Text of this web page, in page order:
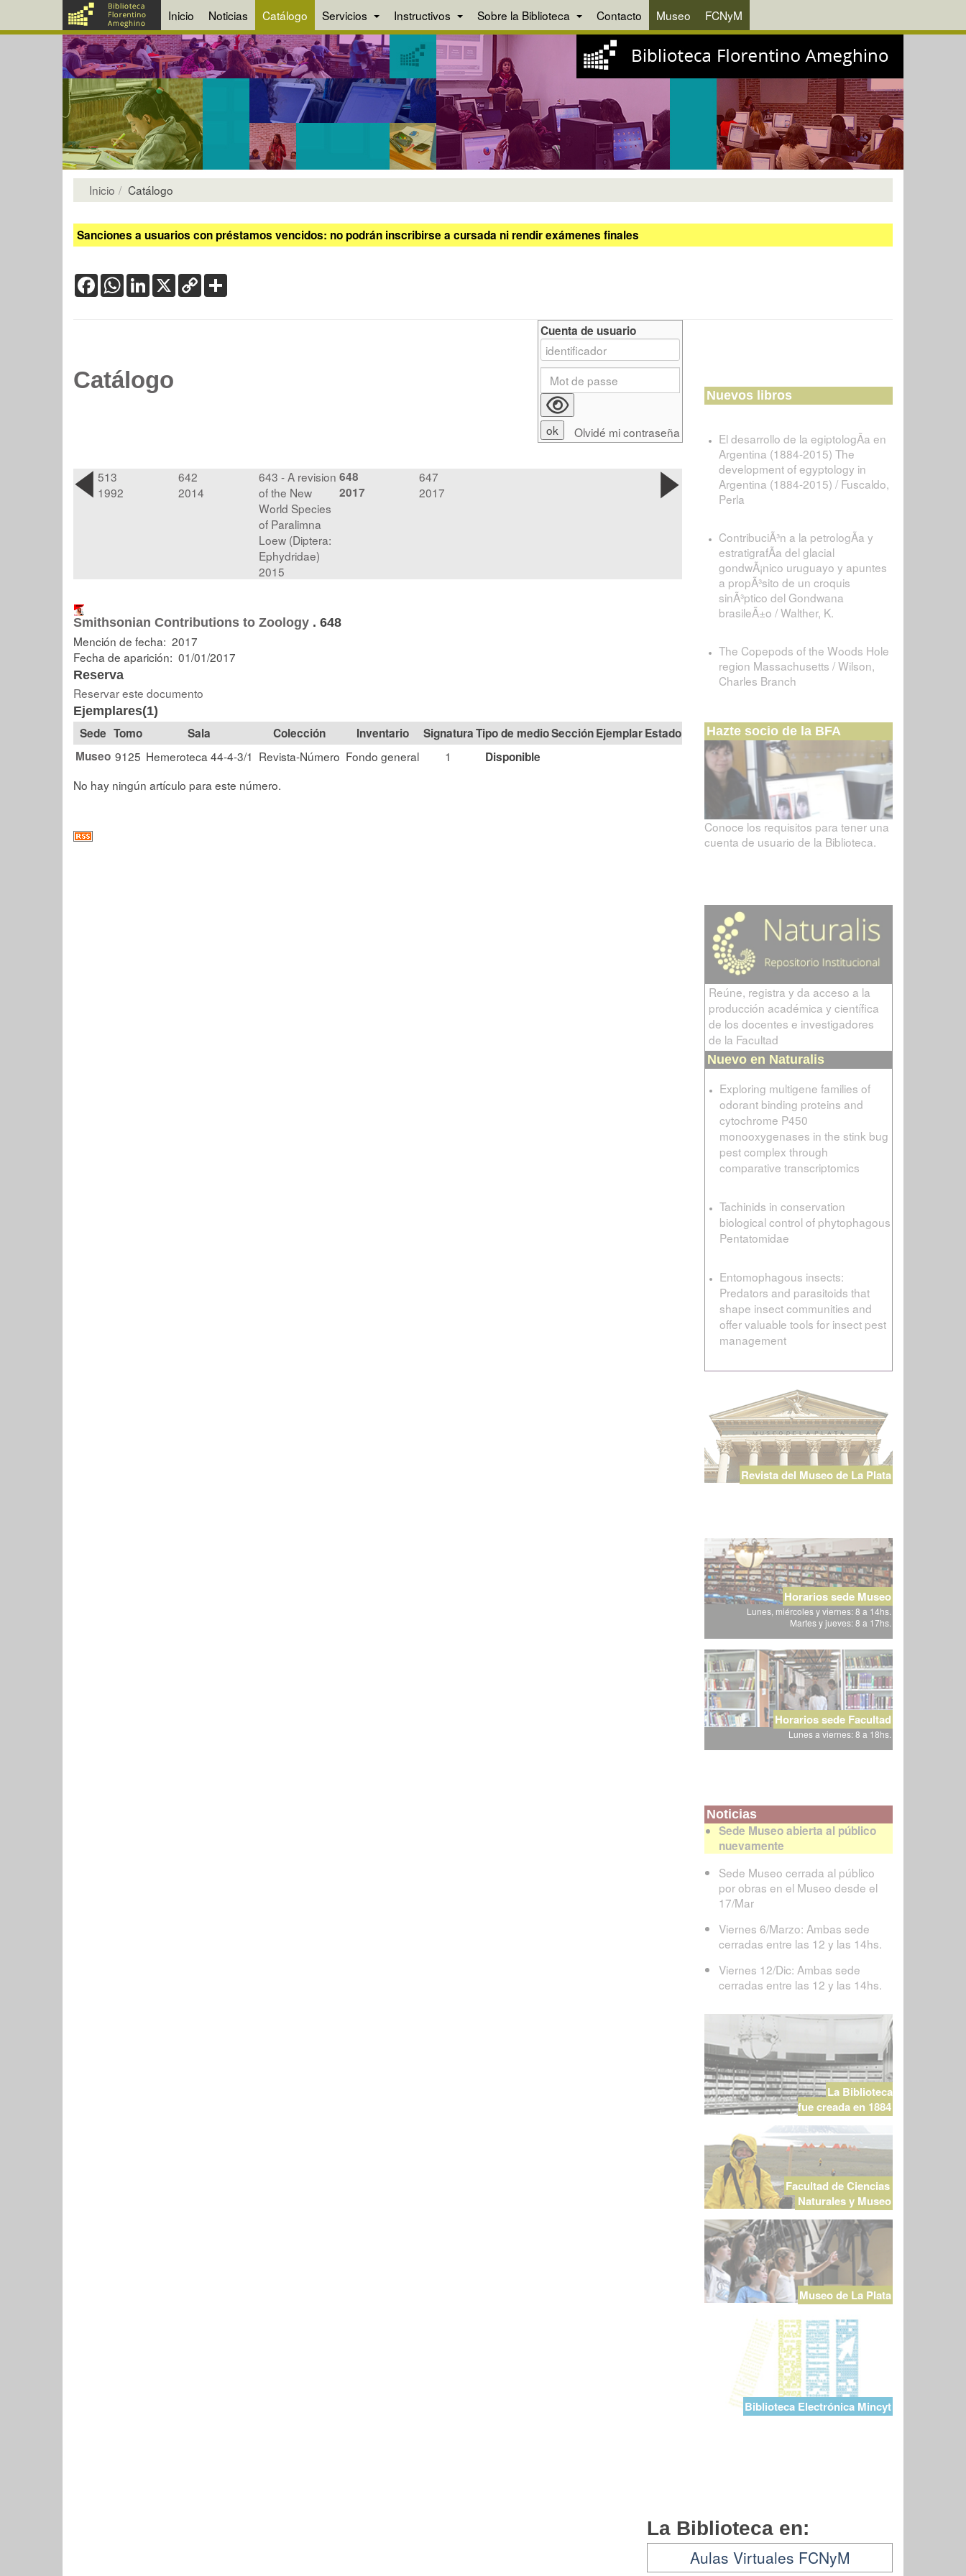
Inicio Noticias Catálogo Servicios Instructivos Sobre la Biblioteca Contacto Museo FCNyM
Inicio Catálogo
Sanciones a usuarios con préstamos vencidos: no podrán inscribirse a cursada ni rendir exámenes finales
FacebookWhatsApp
LinkedIn
X Copy
Link
Catálogo
513
1992
642
2014
643 - A revision
of the New
World Species
of Paralimna
Loew (Diptera:
Ephydridae)
2015
648
2017
647
2017
Smithsonian Contributions to Zoology . 648
Mención de fecha: 2017
Fecha de aparición: 01/01/2017
Reserva
Reservar este documento
Ejemplares(1)
Tomo Sala Colección SignaturaTipo de medioSección
Estado
Museo 9125 Hemeroteca 44-4-3/1 Revista-Número Fondo general 1
Disponible
No hay ningún artículo para este número.
Cuenta de usuario
Olvidé mi contraseña
Nuevos libros
El desarrollo de la egiptologÃ­a en
Argentina (1884-2015) The
development of egyptology in
Argentina (1884-2015) / Fuscaldo,
Perla
ContribuciÃ³n a la petrologÃ­a y
estratigrafÃ­a del glacial
gondwÃ¡nico uruguayo y apuntes
a propÃ³sito de un croquis
sinÃ³ptico del Gondwana
brasileÃ±o / Walther, K.
The Copepods of the Woods Hole
region Massachusetts / Wilson,
Charles Branch
Hazte socio de la BFA
Conoce los requisitos para tener una
cuenta de usuario de la Biblioteca.
Reúne, registra y da acceso a la
producción académica y científica
de los docentes e investigadores
de la Facultad
Nuevo en Naturalis
Exploring multigene families of
odorant binding proteins and
cytochrome P450
monooxygenases in the stink bug
pest complex through
comparative transcriptomics
Tachinids in conservation
biological control of phytophagous
Pentatomidae
Entomophagous insects:
Predators and parasitoids that
shape insect communities and
offer valuable tools for insect pest
management
Revista del Museo de La Plata
Horarios sede Museo
Lunes, miércoles y viernes: 8 a 14hs.
Martes y jueves: 8 a 17hs.
Horarios sede Facultad
Lunes a viernes: 8 a 18hs.
Noticias
Sede Museo abierta al público
nuevamente
Sede Museo cerrada al público
por obras en el Museo desde el
17/Mar
Viernes 6/Marzo: Ambas sede
cerradas entre las 12 y las 14hs.
Viernes 12/Dic: Ambas sede
cerradas entre las 12 y las 14hs.
La Biblioteca
fue creada en 1884
Facultad de Ciencias
Naturales y Museo
Museo de La Plata
Biblioteca Electrónica Mincyt
La Biblioteca en:
Aulas Virtuales FCNyM